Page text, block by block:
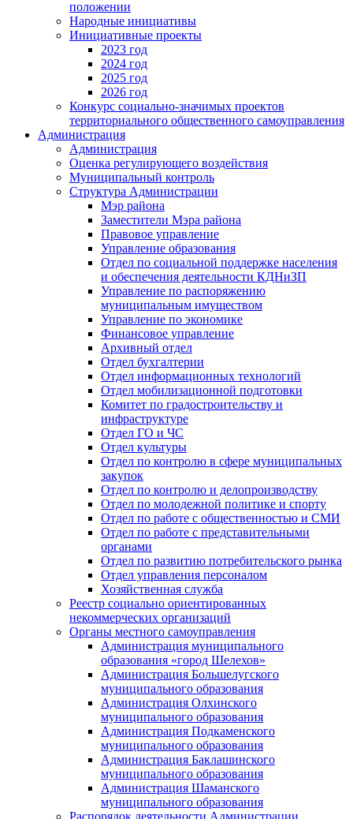
положении
Народные инициативы
Инициативные проекты
2023 год
2024 год
2025 год
2026 год
Конкурс социально-значимых проектов
территориального общественного самоуправления
Администрация
Администрация
Оценка регулирующего воздействия
Муниципальный контроль
Структура Администрации
Мэр района
Заместители Мэра района
Правовое управление
Управление образования
Отдел по социальной поддержке населения
и обеспечения деятельности КДНиЗП
Управление по распоряжению
муниципальным имуществом
Управление по экономике
Финансовое управление
Архивный отдел
Отдел бухгалтерии
Отдел информационных технологий
Отдел мобилизационной подготовки
Комитет по градостроительству и
инфраструктуре
Отдел ГО и ЧС
Отдел культуры
Отдел по контролю в сфере муниципальных
закупок
Отдел по контролю и делопроизводству
Отдел по молодежной политике и спорту
Отдел по работе с общественностью и СМИ
Отдел по работе с представительными
органами
Отдел по развитию потребительского рынка
Отдел управления персоналом
Хозяйственная служба
Реестр социально ориентированных
некоммерческих организаций
Органы местного самоуправления
Администрация муниципального
образования «город Шелехов»
Администрация Большелугского
муниципального образования
Администрация Олхинского
муниципального образования
Администрация Подкаменского
муниципального образования
Администрация Баклашинского
муниципального образования
Администрация Шаманского
муниципального образования
Распорядок деятельности Администрации